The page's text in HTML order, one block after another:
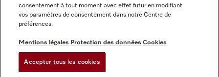
Conditions d’utilisation
Déclaration d'accessibilité
Digital Services Act
consentement à tout moment avec effet futur en modifiant
vos paramètres de consentement dans notre Centre de
préférences.
Mentions légales Protection des données Cookies
Accepter tous les cookies